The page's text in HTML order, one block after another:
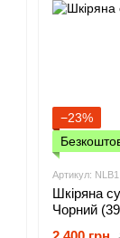
−23%
Артикул: NLB1
Шкіряна
Чорний